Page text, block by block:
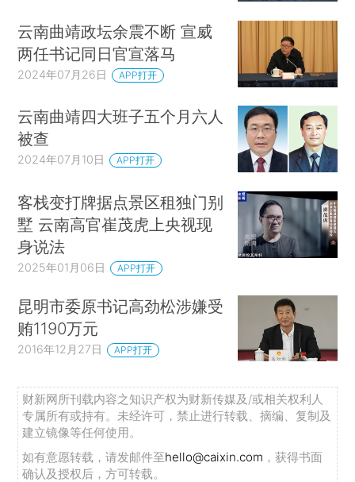
云南曲靖政坛余震不断 宣威
两任书记同日官宣落马
2024年07月26日 APP打开
云南曲靖四大班子五个月六人
被查
2024年07月10日 APP打开
客栈变打牌据点景区租独门别
墅 云南高官崔茂虎上央视现
身说法
2025年01月06日 APP打开
昆明市委原书记高劲松涉嫌受
贿1190万元
2016年12月27日 APP打开
财新网所刊载内容之知识产权为财新传媒及/或相关权利人
专属所有或持有。未经许可，禁止进行转载、摘编、复制及
建立镜像等任何使用。
如有意愿转载，请发邮件至hello@caixin.com ，获得书面
确认及授权后，方可转载。